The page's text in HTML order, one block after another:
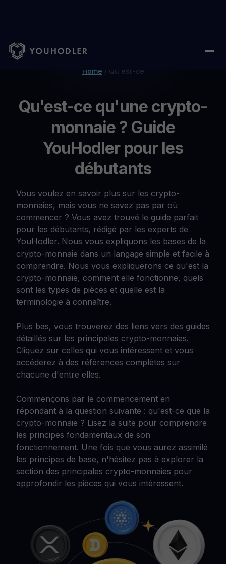
Home / Qu'est-ce
Qu'est-ce qu'une crypto-
monnaie ? Guide
YouHodler pour les
débutants
Vous voulez en savoir plus sur les crypto-
monnaies, mais vous ne savez pas par où
commencer ? Vous avez trouvé le guide parfait
pour les débutants, rédigé par les experts de
YouHodler. Nous vous expliquons les bases de la
crypto-monnaie dans un langage simple et facile à
comprendre. Nous vous expliquerons ce qu'est la
crypto-monnaie, comment elle fonctionne, quels
sont les types de pièces et quelle est la
terminologie à connaître.
Plus bas, vous trouverez des liens vers des guides
détaillés sur les principales crypto-monnaies.
Cliquez sur celles qui vous intéressent et vous
accéderez à des références complètes sur
chacune d'entre elles.
Commençons par le commencement en
répondant à la question suivante : qu'est-ce que la
crypto-monnaie ? Lisez la suite pour comprendre
les principes fondamentaux de son
fonctionnement. Une fois que vous aurez assimilé
les principes de base, n'hésitez pas à explorer la
section des principales crypto-monnaies pour
approfondir les pièces qui vous intéressent.